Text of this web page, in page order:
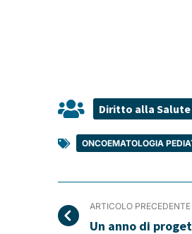
Diritto alla Salute
ONCOEMATOLOGIA
ARTICOLO PRECEDENTE